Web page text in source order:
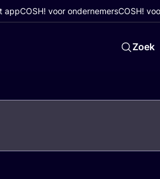
appCOSH! voor ondernemersCOSH!
Zoek